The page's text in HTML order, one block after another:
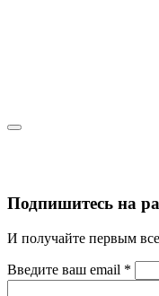
Подпишитесь на
И получайте первым
Введите ваш email *